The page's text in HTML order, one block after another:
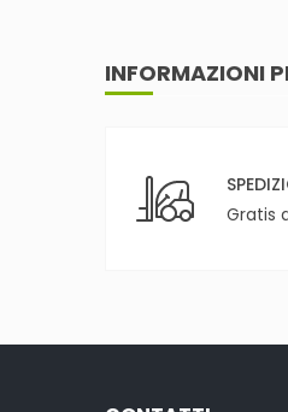
INFORMAZIONI
Gratis